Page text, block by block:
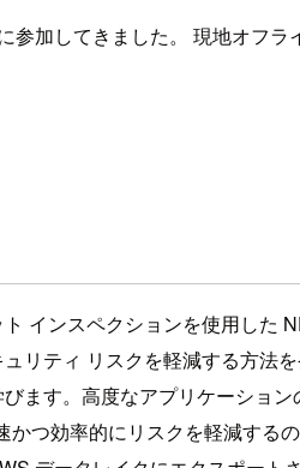
参加してきました。 現地オフ
インスペクションを使用した
リティ リスクを軽減する方法
ます。高度なアプリケーショ
つ効率的にリスクを軽減する